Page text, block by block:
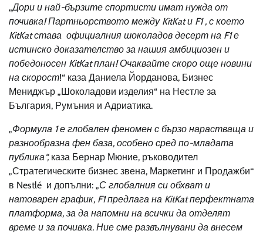
„Дори и най-бързите спортисти имат нужда от
почивка! Партньорството между KitKatи F1, с което
KitKatстава официалния шоколадов десерт на F1е
истинско доказателство за нашия амбициозен и
победоносен KitKatплан! Очаквайте скоро още новини
на скорост!“ каза Даниела Йорданова, Бизнес
Мениджър „Шоколадови изделия“ на Нестле за
България, Румъния и Адриатика.
„Формула 1 е глобален феномен с бързо нарастваща и
разнообразна фен база, особено сред по-младата
публика“, каза Бернар Мюние, ръководител
„Стратегическите бизнес звена, Маркетинг и Продажби‘‘
в Nestlé и допълни: „С глобалния си обхват и
натоварен график, F1 предлага на KitKat перфектната
платформа, за да напомни на всички да отделят
време и за почивка. Ние сме развълнувани да внесем